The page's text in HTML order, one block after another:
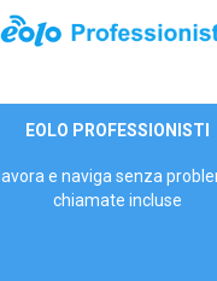
35,00 €/mese
EOLO PROFESSIONISTI
lavora e naviga senza
chiamate incluse